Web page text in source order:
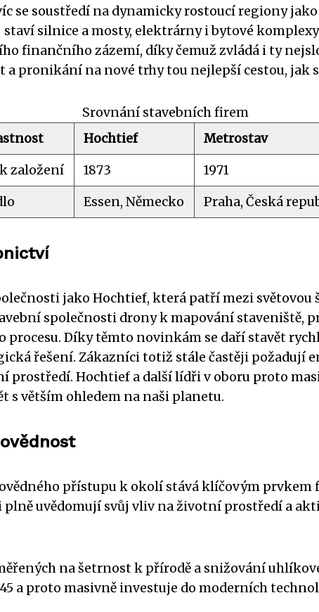
se soustředí na dynamicky rostoucí regiony jako
silnice a mosty, elektrárny i bytové
finančního zázemí, díky čemuž zvládá i ty
pronikání na nové trhy tou nejlepší cestou, jak
Srovnání stavebních firem
Hochtief Metrostav
založení 1873 1971
Essen, Německo Praha, Česká
jako Hochtief, která patří mezi světovou
společnosti drony k mapování staveniště,
Díky těmto novinkám se daří stavět
řešení. Zákazníci totiž stále častěji požadují
prostředí. Hochtief a další lídři v oboru proto
s větším ohledem na naši planetu.
přístupu k okolí stává klíčovým prvkem
plně uvědomují svůj vliv na životní prostředí a
na šetrnost k přírodě a snižování
a proto masivně investuje do moderních